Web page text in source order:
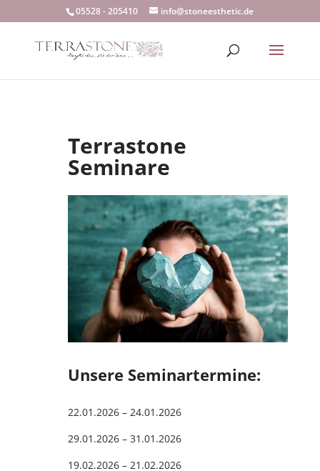
05528 - 205410 info@stoneesthetic.de
Terrastone
Seminare
Unsere Seminartermine:
22.01.2026 – 24.01.2026
29.01.2026 – 31.01.2026
19.02.2026 – 21.02.2026